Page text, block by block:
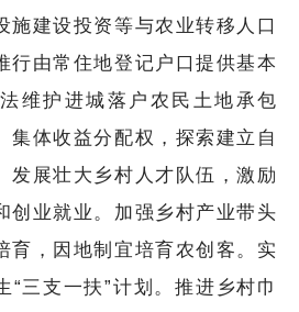
施建设投资等与农业转移人口
行由常住地登记户口提供基本
维护进城落户农民土地承包
集体收益分配权，探索建立自
发展壮大乡村人才队伍，激励
创业就业。加强乡村产业带头
育，因地制宜培育农创客。实
“三支一扶”计划。推进乡村巾